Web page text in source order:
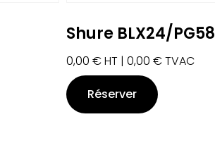
Shure BLX24/PG58
0,00 €HT | 0,00 €TVAC
Réserver